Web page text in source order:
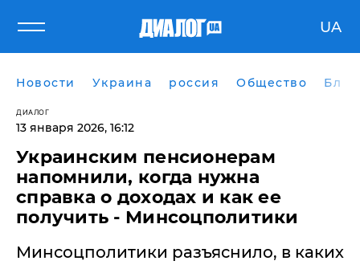
UA
Новости Украина россия Общество
ДИАЛОГ
13 января 2026, 16:12
Украинским пенсионерам
напомнили, когда нужна
справка о доходах и как ее
получить - Минсоцполитики
Минсоцполитики разъяснило, в каких